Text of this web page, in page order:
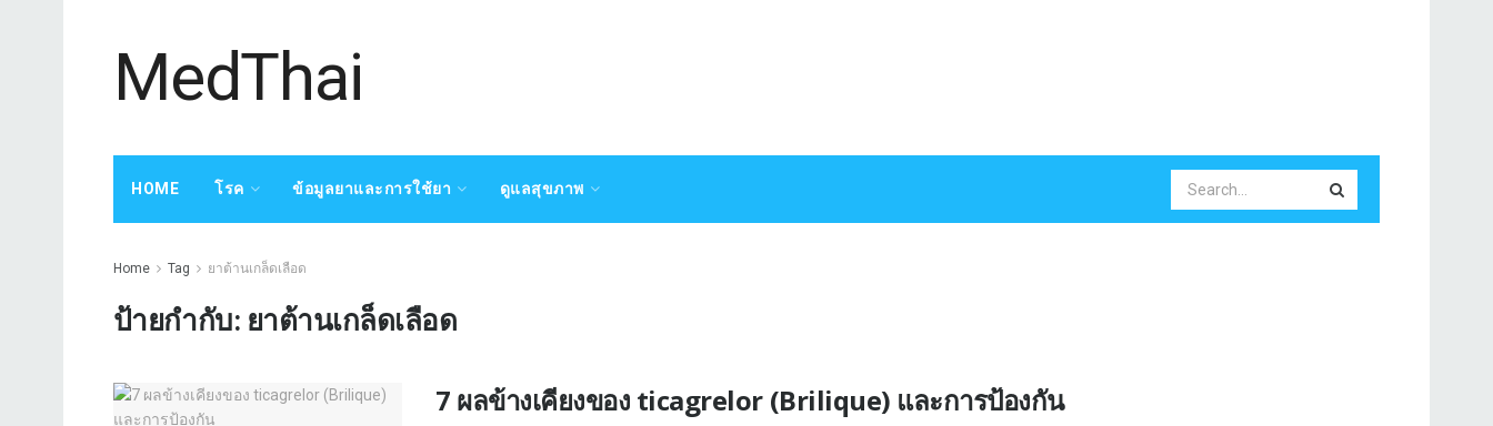
MedThai
HOME โรค ข้อมูลยาและการใช้ยา ดูแลสุขภาพ
Home Tag ยาต้านเกล็ดเลือด
ป้ายกำกับ: ยาต้านเกล็ดเลือด
7 ผลข้างเคียงของ ticagrelor (Brilique) และการป้องกัน